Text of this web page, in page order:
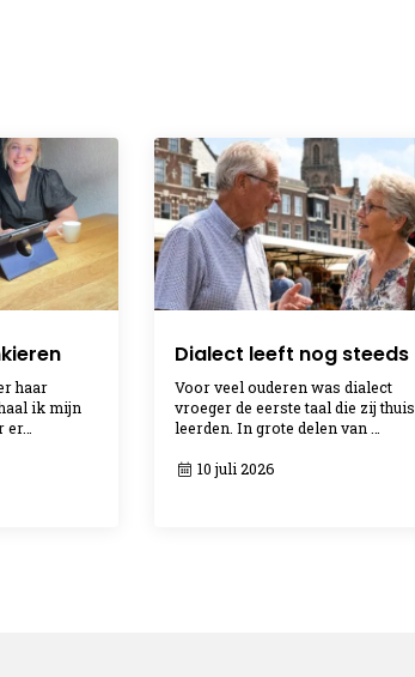
haar
ik mijn
Dialect leeft nog steeds
Voor veel ouderen was dialect
vroeger de eerste taal die zij thuis
leerden. In grote delen van …
10 juli 2026